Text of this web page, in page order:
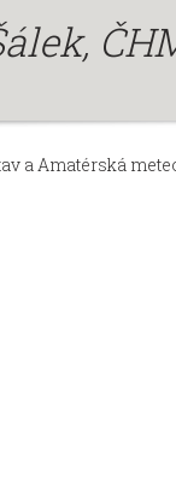
,
a Amatérská